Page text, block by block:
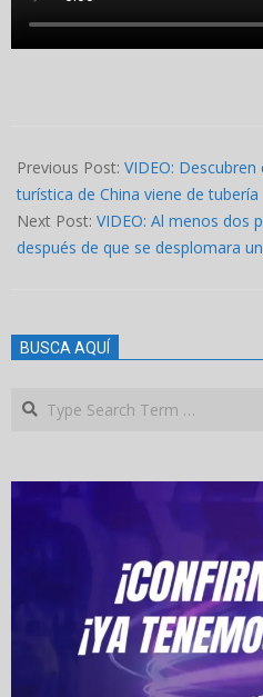
06-
08
Previous Post: VIDEO:
turística de China viene de tubería
Next Post: VIDEO: Al menos dos
después de que se desplomara
BUSCA AQUÍ
Search